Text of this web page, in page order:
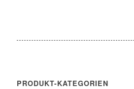
PRODUKT-KATEGORIEN